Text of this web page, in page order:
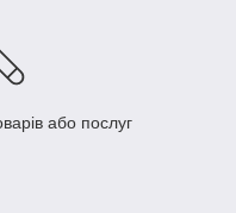
або послуг